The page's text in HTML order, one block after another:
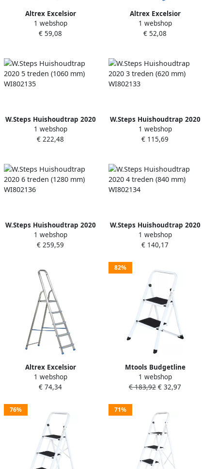
Altrex Excelsior
huishoudtrap Handy+ 3-
treeds 500253
1 webshop
€ 59,08
Altrex Excelsior
huishoudtrap Handy 3-
treeds 500243
1 webshop
€ 52,08
W.Steps Huishoudtrap 2020
5 treden (1060 mm)
WI802135
1 webshop
€ 222,48
W.Steps Huishoudtrap 2020
3 treden (620 mm)
WI802133
1 webshop
€ 115,69
W.Steps Huishoudtrap 2020
6 treden (1280 mm)
WI802136
1 webshop
€ 259,59
W.Steps Huishoudtrap 2020
4 treden (840 mm)
WI802134
1 webshop
€ 140,17
Altrex Excelsior
huishoudtrap Handy 5-
treeds 500245
1 webshop
€ 74,34
82%
Mtools Budgetline
Huishoudtrap inklapbaar
wit 2 treden |
1 webshop
€ 183,92 € 32,97
76% 71%